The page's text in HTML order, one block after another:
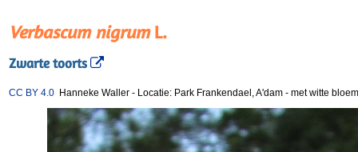
Verbascum nigrumL.
Zwarte toorts
CC BY 4.0 Hanneke Waller - Locatie: Park Frankendael, A'dam - met witte